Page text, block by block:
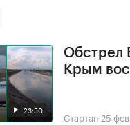
23:50
Обстрел
Крым
Стартап 25